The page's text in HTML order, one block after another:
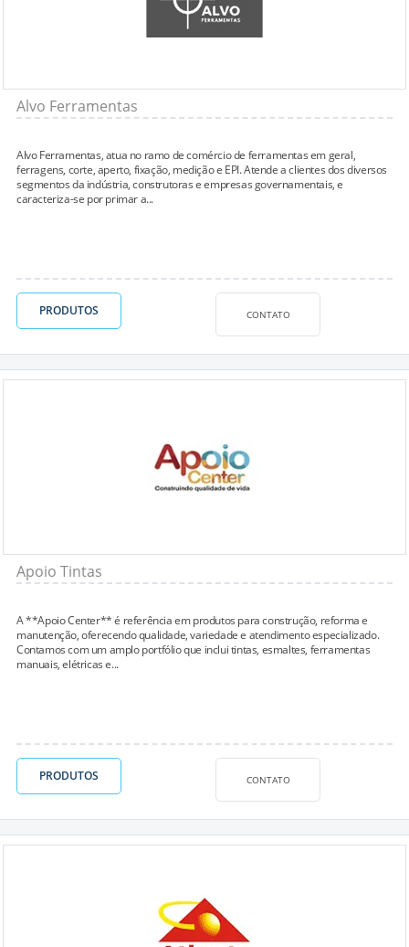
Alvo Ferramentas
Alvo Ferramentas, atua no ramo de comércio de ferramentas em geral,
ferragens, corte, aperto, fixação, medição e EPI. Atende a clientes dos diversos
segmentos da indústria, construtoras e empresas governamentais, e
caracteriza-se por primar a...
PRODUTOS CONTATO
Apoio Tintas
A **Apoio Center** é referência em produtos para construção, reforma e
manutenção, oferecendo qualidade, variedade e atendimento especializado.
Contamos com um amplo portfólio que inclui tintas, esmaltes, ferramentas
manuais, elétricas e...
PRODUTOS CONTATO